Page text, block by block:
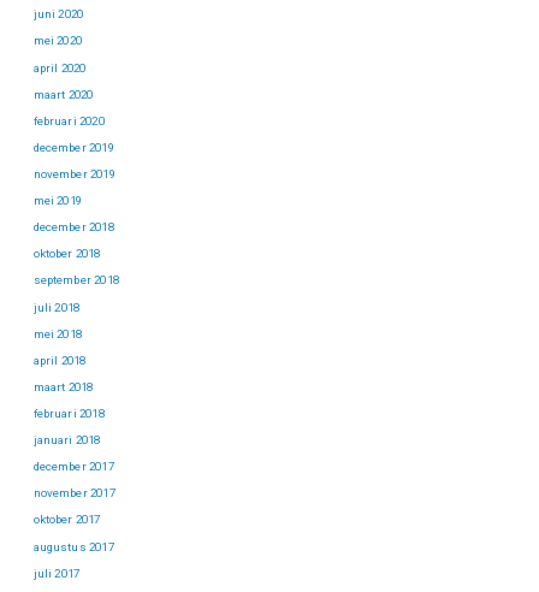
juni 2020
mei 2020
april 2020
maart 2020
februari 2020
december 2019
november 2019
mei 2019
december 2018
oktober 2018
september 2018
juli 2018
mei 2018
april 2018
maart 2018
februari 2018
januari 2018
december 2017
november 2017
oktober 2017
augustus 2017
juli 2017